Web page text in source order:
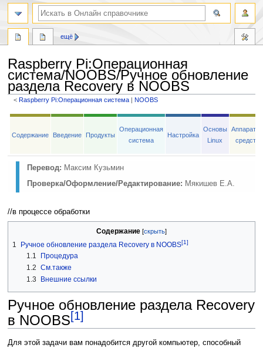
Raspberry Pi:Операционная
система/NOOBS/Ручное обновление
раздела Recovery в NOOBS
<Raspberry Pi:Операционная система ‎ |NOOBS
Перейти
навигации
Перейти
поиску
Содержание Введение Продукты
Операционная
система
Настройка
Основы
Linux
средства
Перевод: Максим Кузьмин
Проверка/Оформление/Редактирование: Мякишев Е.А.
//в процессе обработки
Содержание
1
Ручное обновление раздела Recovery в NOOBS[1]
1.1
Процедура
1.2 См.также
1.3
Внешние ссылки
Ручное обновление раздела Recovery
в NOOBS[1]
Для этой задачи вам понадобится другой компьютер, способный
ещё